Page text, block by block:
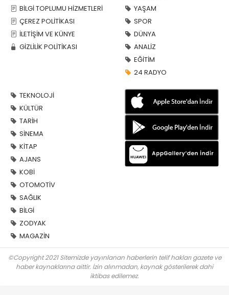
BİLGİ TOPLUMU HİZMETLERİ
ÇEREZ POLİTİKASI
İLETİŞİM VE KÜNYE
GİZLİLİK POLİTİKASI
YAŞAM
SPOR
DÜNYA
ANALİZ
EĞİTİM
24 RADYO
TEKNOLOJİ
KÜLTÜR
TARİH
SİNEMA
KİTAP
AJANS
KOBİ
OTOMOTİV
SAĞLIK
BİLGİ
ZODYAK
MAGAZİN
©Copyright 2021 Sitemizde yayınlanan haberlerin telif hakları gazete ve
haber kaynaklarına aittir. İzin alınmadan, kaynak gösterilerek dahi
iktibas edilemez.